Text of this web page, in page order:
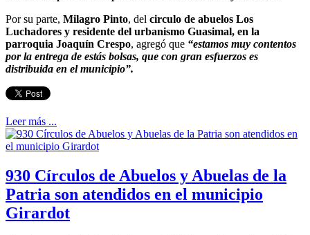
Por su parte, Milagro Pinto, del circulo de abuelos Los
Luchadores y residente del urbanismo Guasimal, en la
parroquia Joaquín Crespo, agregó que “estamos muy contentos
por la entrega de estás bolsas, que con gran esfuerzos es
distribuida en el municipio”.
Leer más ...
930 Círculos de Abuelos y Abuelas de la
Patria son atendidos en el municipio
Girardot